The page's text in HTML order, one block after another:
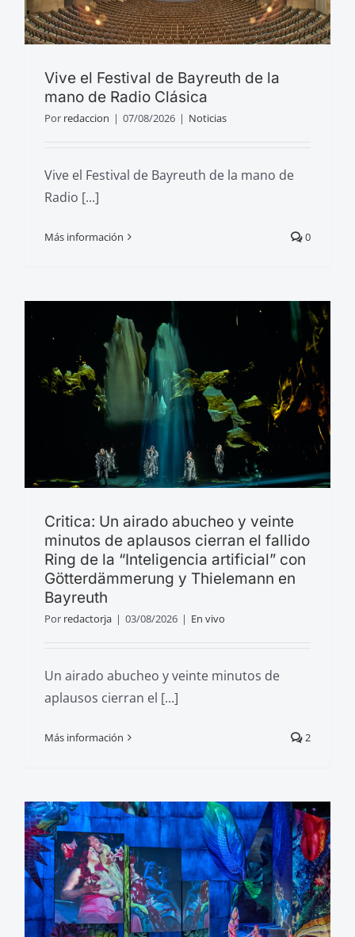
Vive el Festival de Bayreuth de la
mano de Radio Clásica
Por redaccion | 07/08/2026 | Noticias
Vive el Festival de Bayreuth de la mano de
Radio [...]
Más información 0
Critica: Un airado abucheo y veinte
minutos de aplausos cierran el fallido
Ring de la “Inteligencia artificial” con
Götterdämmerung y Thielemann en
Bayreuth
Por redactorja | 03/08/2026 | En vivo
Un airado abucheo y veinte minutos de
aplausos cierran el [...]
Más información 2